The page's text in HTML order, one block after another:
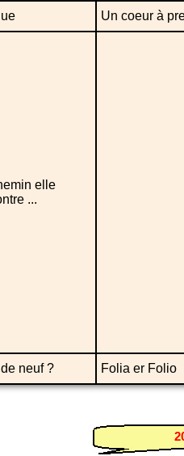
Un coeur à
elle
...
neuf ? Folia er Folio